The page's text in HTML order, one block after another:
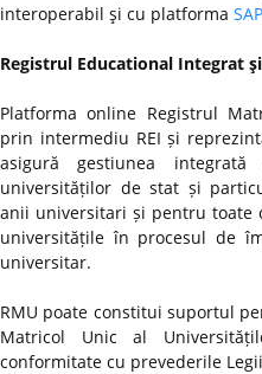
interoperabil şi cu platforma
Registrul Educational Integrat
Platforma online Registrul
prin intermediu REI și
asigură gestiunea
universităților de stat și
anii universitari și pentru toate
universitățile în procesul de
universitar.
RMU poate constitui suportul
Matricol Unic al
conformitate cu prevederile